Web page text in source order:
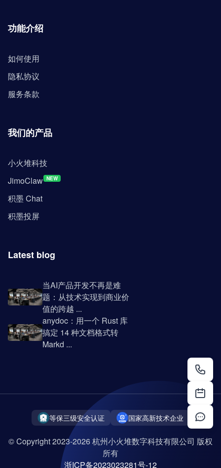
功能介绍
如何使用
隐私协议
服务条款
我们的产品
小火堆科技
JimoClaw NEW
积墨 Chat
积墨投屏
Latest blog
当AI产品开发不再是难
题：从技术实现到商业价
值的跨越 ...
anydoc：用一个 Rust 库
搞定 14 种文档格式转
Markd ...
等保三级安全认证 国家高新技术企业
© Copyright 2023-2026 杭州小火堆数字科技有限公司 版权
所有
浙ICP备2023023281号-12